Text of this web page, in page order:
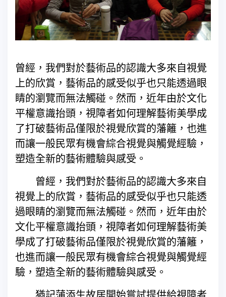
曾經，我們對於藝術品的認識大多來自視覺
上的欣賞，藝術品的感受似乎也只能透過眼
睛的瀏覽而無法觸碰。然而，近年由於文化
平權意識抬頭，視障者如何理解藝術美學成
了打破藝術品僅限於視覺欣賞的藩籬，也進
而讓一般民眾有機會綜合視覺與觸覺經驗，
塑造全新的藝術體驗與感受。
曾經，我們對於藝術品的認識大多來自
視覺上的欣賞，藝術品的感受似乎也只能透
過眼睛的瀏覽而無法觸碰。然而，近年由於
文化平權意識抬頭，視障者如何理解藝術美
學成了打破藝術品僅限於視覺欣賞的藩籬，
也進而讓一般民眾有機會綜合視覺與觸覺經
驗，塑造全新的藝術體驗與感受。